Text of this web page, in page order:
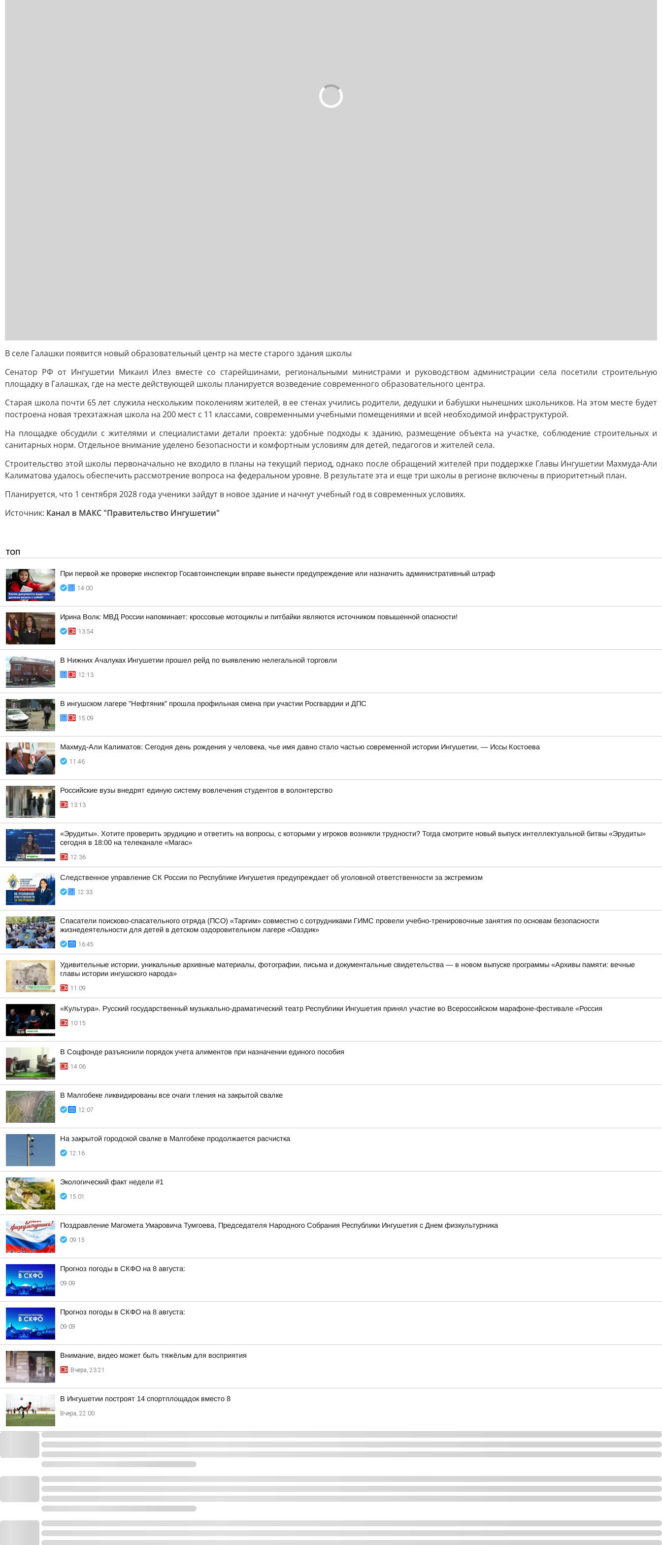
В селе Галашки появится новый образовательный центр на месте старого здания школы
Сенатор РФ от Ингушетии Микаил Илез вместе со старейшинами, региональными министрами и руководством администрации села посетили строительную
площадку в Галашках, где на месте действующей школы планируется возведение современного образовательного центра.
Старая школа почти 65 лет служила нескольким поколениям жителей, в ее стенах учились родители, дедушки и бабушки нынешних школьников. На этом месте будет
построена новая трехэтажная школа на 200 мест с 11 классами, современными учебными помещениями и всей необходимой инфраструктурой.
На площадке обсудили с жителями и специалистами детали проекта: удобные подходы к зданию, размещение объекта на участке, соблюдение строительных и
санитарных норм. Отдельное внимание уделено безопасности и комфортным условиям для детей, педагогов и жителей села.
Строительство этой школы первоначально не входило в планы на текущий период, однако после обращений жителей при поддержке Главы Ингушетии Махмуда-Али
Калиматова удалось обеспечить рассмотрение вопроса на федеральном уровне. В результате эта и еще три школы в регионе включены в приоритетный план.
Планируется, что 1 сентября 2028 года ученики зайдут в новое здание и начнут учебный год в современных условиях.
Источник: Канал в МАКС "Правительство Ингушетии"
ТОП
При первой же проверке инспектор Госавтоинспекции вправе вынести предупреждение или назначить административный штраф
14:00
Ирина Волк: МВД России напоминает: кроссовые мотоциклы и питбайки являются источником повышенной опасности!
13:54
В Нижних Ачалуках Ингушетии прошел рейд по выявлению нелегальной торговли
12:13
В ингушском лагере "Нефтяник" прошла профильная смена при участии Росгвардии и ДПС
15:09
Махмуд-Али Калиматов: Сегодня день рождения у человека, чье имя давно стало частью современной истории Ингушетии, — Иссы Костоева
11:46
Российские вузы внедрят единую систему вовлечения студентов в волонтерство
13:13
«Эрудиты». Хотите проверить эрудицию и ответить на вопросы, с которыми у игроков возникли трудности? Тогда смотрите новый выпуск интеллектуальной битвы «Эрудиты»
сегодня в 18:00 на телеканале «Магас»
12:36
Следственное управление СК России по Республике Ингушетия предупреждает об уголовной ответственности за экстремизм
12:33
Спасатели поисково-спасательного отряда (ПСО) «Таргим» совместно с сотрудниками ГИМС провели учебно-тренировочные занятия по основам безопасности
жизнедеятельности для детей в детском оздоровительном лагере «Оаздик»
16:45
Удивительные истории, уникальные архивные материалы, фотографии, письма и документальные свидетельства — в новом выпуске программы «Архивы памяти: вечные
главы истории ингушского народа»
11:09
«Культура». Русский государственный музыкально-драматический театр Республики Ингушетия принял участие во Всероссийском марафоне-фестивале «Россия
10:15
В Соцфонде разъяснили порядок учета алиментов при назначении единого пособия
14:06
В Малгобеке ликвидированы все очаги тления на закрытой свалке
12:07
На закрытой городской свалке в Малгобеке продолжается расчистка
12:16
Экологический факт недели #1
15:01
Поздравление Магомета Умаровича Тумгоева, Председателя Народного Собрания Республики Ингушетия с Днем физкультурника
09:15
Прогноз погоды в СКФО на 8 августа:
09:09
Прогноз погоды в СКФО на 8 августа:
09:09
Внимание, видео может быть тяжёлым для восприятия
Вчера, 23:21
В Ингушетии построят 14 спортплощадок вместо 8
Вчера, 22:00